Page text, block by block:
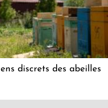
discrets des abeilles